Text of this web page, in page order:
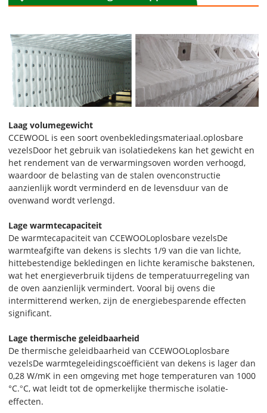
Laag volumegewicht
CCEWOOL is een soort ovenbekledingsmateriaal.oplosbare
vezelsDoor het gebruik van isolatiedekens kan het gewicht en
het rendement van de verwarmingsoven worden verhoogd,
waardoor de belasting van de stalen ovenconstructie
aanzienlijk wordt verminderd en de levensduur van de
ovenwand wordt verlengd.
Lage warmtecapaciteit
De warmtecapaciteit van CCEWOOLoplosbare vezelsDe
warmteafgifte van dekens is slechts 1/9 van die van lichte,
hittebestendige bekledingen en lichte keramische bakstenen,
wat het energieverbruik tijdens de temperatuurregeling van
de oven aanzienlijk vermindert. Vooral bij ovens die
intermitterend werken, zijn de energiebesparende effecten
significant.
Lage thermische geleidbaarheid
De thermische geleidbaarheid van CCEWOOLoplosbare
vezelsDe warmtegeleidingscoëfficiënt van dekens is lager dan
0,28 W/mK in een omgeving met hoge temperaturen van 1000
°C.°C, wat leidt tot de opmerkelijke thermische isolatie-
effecten.